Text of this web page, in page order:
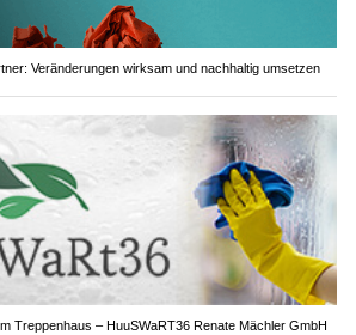
Veränderungen wirksam und nachhaltig umsetzen
Treppenhaus – HuuSWaRT36 Renate Mächler GmbH